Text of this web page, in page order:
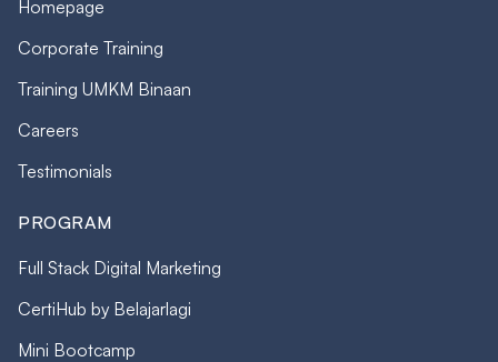
Homepage
Corporate Training
Training UMKM Binaan
Careers
Testimonials
PROGRAM
Full Stack Digital Marketing
CertiHub by Belajarlagi
Mini Bootcamp